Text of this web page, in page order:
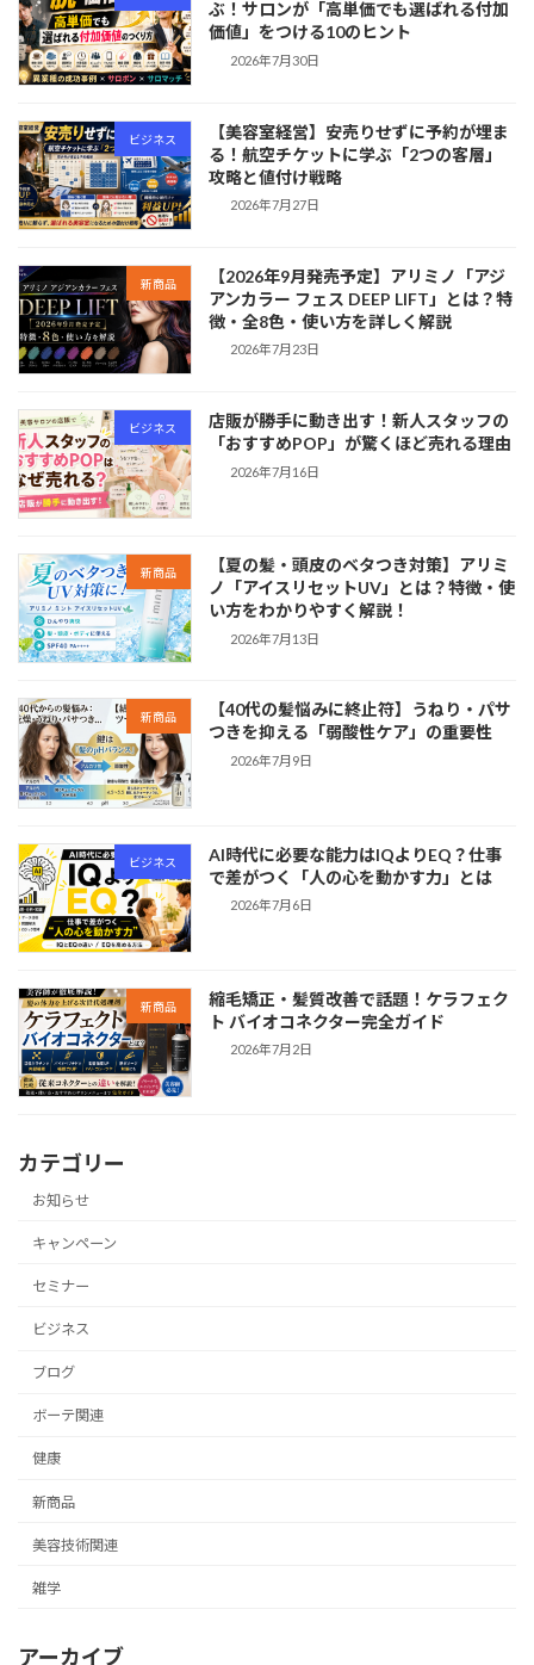
ぶ！サロンが「高単価でも選ばれる付加
価値」をつける10のヒント
2026年7月30日
ビジネス
【美容室経営】安売りせずに予約が埋ま
る！航空チケットに学ぶ「2つの客層」
攻略と値付け戦略
2026年7月27日
新商品
【2026年9月発売予定】アリミノ「アジ
アンカラー フェス DEEP LIFT」とは？特
徴・全8色・使い方を詳しく解説
2026年7月23日
ビジネス
店販が勝手に動き出す！新人スタッフの
「おすすめPOP」が驚くほど売れる理由
2026年7月16日
新商品
【夏の髪・頭皮のベタつき対策】アリミ
ノ「アイスリセットUV」とは？特徴・使
い方をわかりやすく解説！
2026年7月13日
新商品
【40代の髪悩みに終止符】うねり・パサ
つきを抑える「弱酸性ケア」の重要性
2026年7月9日
ビジネス
AI時代に必要な能力はIQよりEQ？仕事
で差がつく「人の心を動かす力」とは
2026年7月6日
新商品
縮毛矯正・髪質改善で話題！ケラフェク
ト バイオコネクター完全ガイド
2026年7月2日
カテゴリー
お知らせ
キャンペーン
セミナー
ビジネス
ブログ
ボーテ関連
健康
新商品
美容技術関連
雑学
アーカイブ